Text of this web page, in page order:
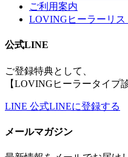
ご利用案内
LOVINGヒーラーリス
公式LINE
ご登録特典として、
【LOVINGヒーラータイプ
LINE 公式LINEに登録する
メールマガジン